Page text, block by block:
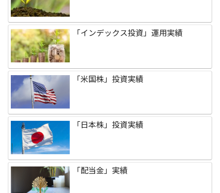
「インデックス投資」運用実績
「米国株」投資実績
「日本株」投資実績
「配当金」実績